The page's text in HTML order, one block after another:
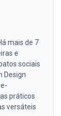
mais de 7
e
sociais
Design
práticos
versáteis